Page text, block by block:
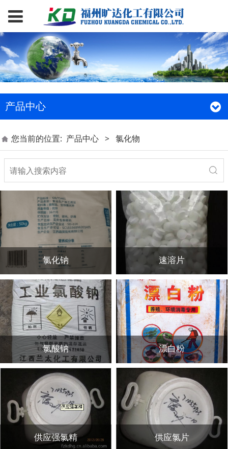
产品中心
您当前的位置: 产品中心 > 氯化物
氯化钠 速溶片
氯酸钠 漂白粉
供应强氯精 供应氯片